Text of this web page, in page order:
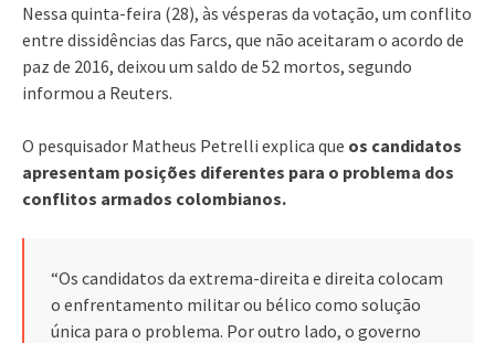
Nessa quinta-feira (28), às vésperas da votação, um conflito
entre dissidências das Farcs, que não aceitaram o acordo de
paz de 2016, deixou um saldo de 52 mortos, segundo
informou a Reuters.
O pesquisador Matheus Petrelli explica que os candidatos
apresentam posições diferentes para o problema dos
conflitos armados colombianos.
“Os candidatos da extrema-direita e direita colocam
o enfrentamento militar ou bélico como solução
única para o problema. Por outro lado, o governo